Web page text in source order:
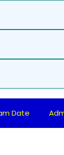
Date